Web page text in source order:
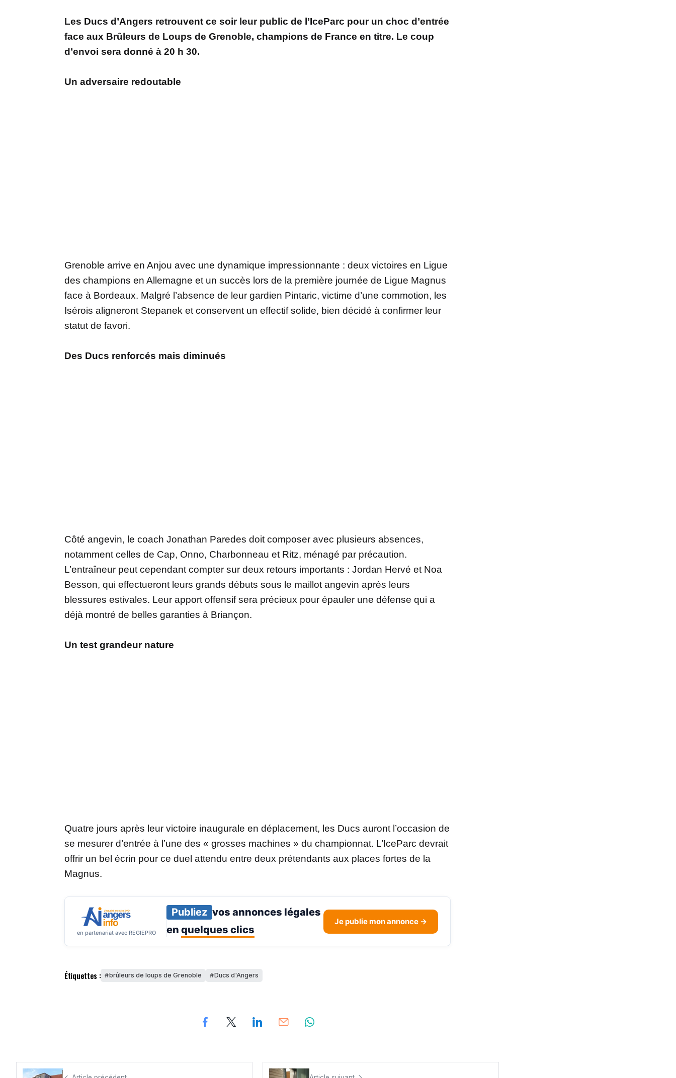
Les Ducs d’Angers retrouvent ce soir leur public de l’IceParc pour un choc d’entrée
face aux Brûleurs de Loups de Grenoble, champions de France en titre. Le coup
d’envoi sera donné à 20 h 30.
Un adversaire redoutable
Grenoble arrive en Anjou avec une dynamique impressionnante : deux victoires en Ligue
des champions en Allemagne et un succès lors de la première journée de Ligue Magnus
face à Bordeaux. Malgré l’absence de leur gardien Pintaric, victime d’une commotion, les
Isérois aligneront Stepanek et conservent un effectif solide, bien décidé à confirmer leur
statut de favori.
Des Ducs renforcés mais diminués
Côté angevin, le coach Jonathan Paredes doit composer avec plusieurs absences,
notamment celles de Cap, Onno, Charbonneau et Ritz, ménagé par précaution.
L’entraîneur peut cependant compter sur deux retours importants : Jordan Hervé et Noa
Besson, qui effectueront leurs grands débuts sous le maillot angevin après leurs
blessures estivales. Leur apport offensif sera précieux pour épauler une défense qui a
déjà montré de belles garanties à Briançon.
Un test grandeur nature
Quatre jours après leur victoire inaugurale en déplacement, les Ducs auront l’occasion de
se mesurer d’entrée à l’une des « grosses machines » du championnat. L’IceParc devrait
offrir un bel écrin pour ce duel attendu entre deux prétendants aux places fortes de la
Magnus.
en partenariat avec REGIEPRO
Publiez vos annonces légales
en quelques clics
Je publie mon annonce →
Étiquettes : brûleurs de loups de Grenoble Ducs d'Angers